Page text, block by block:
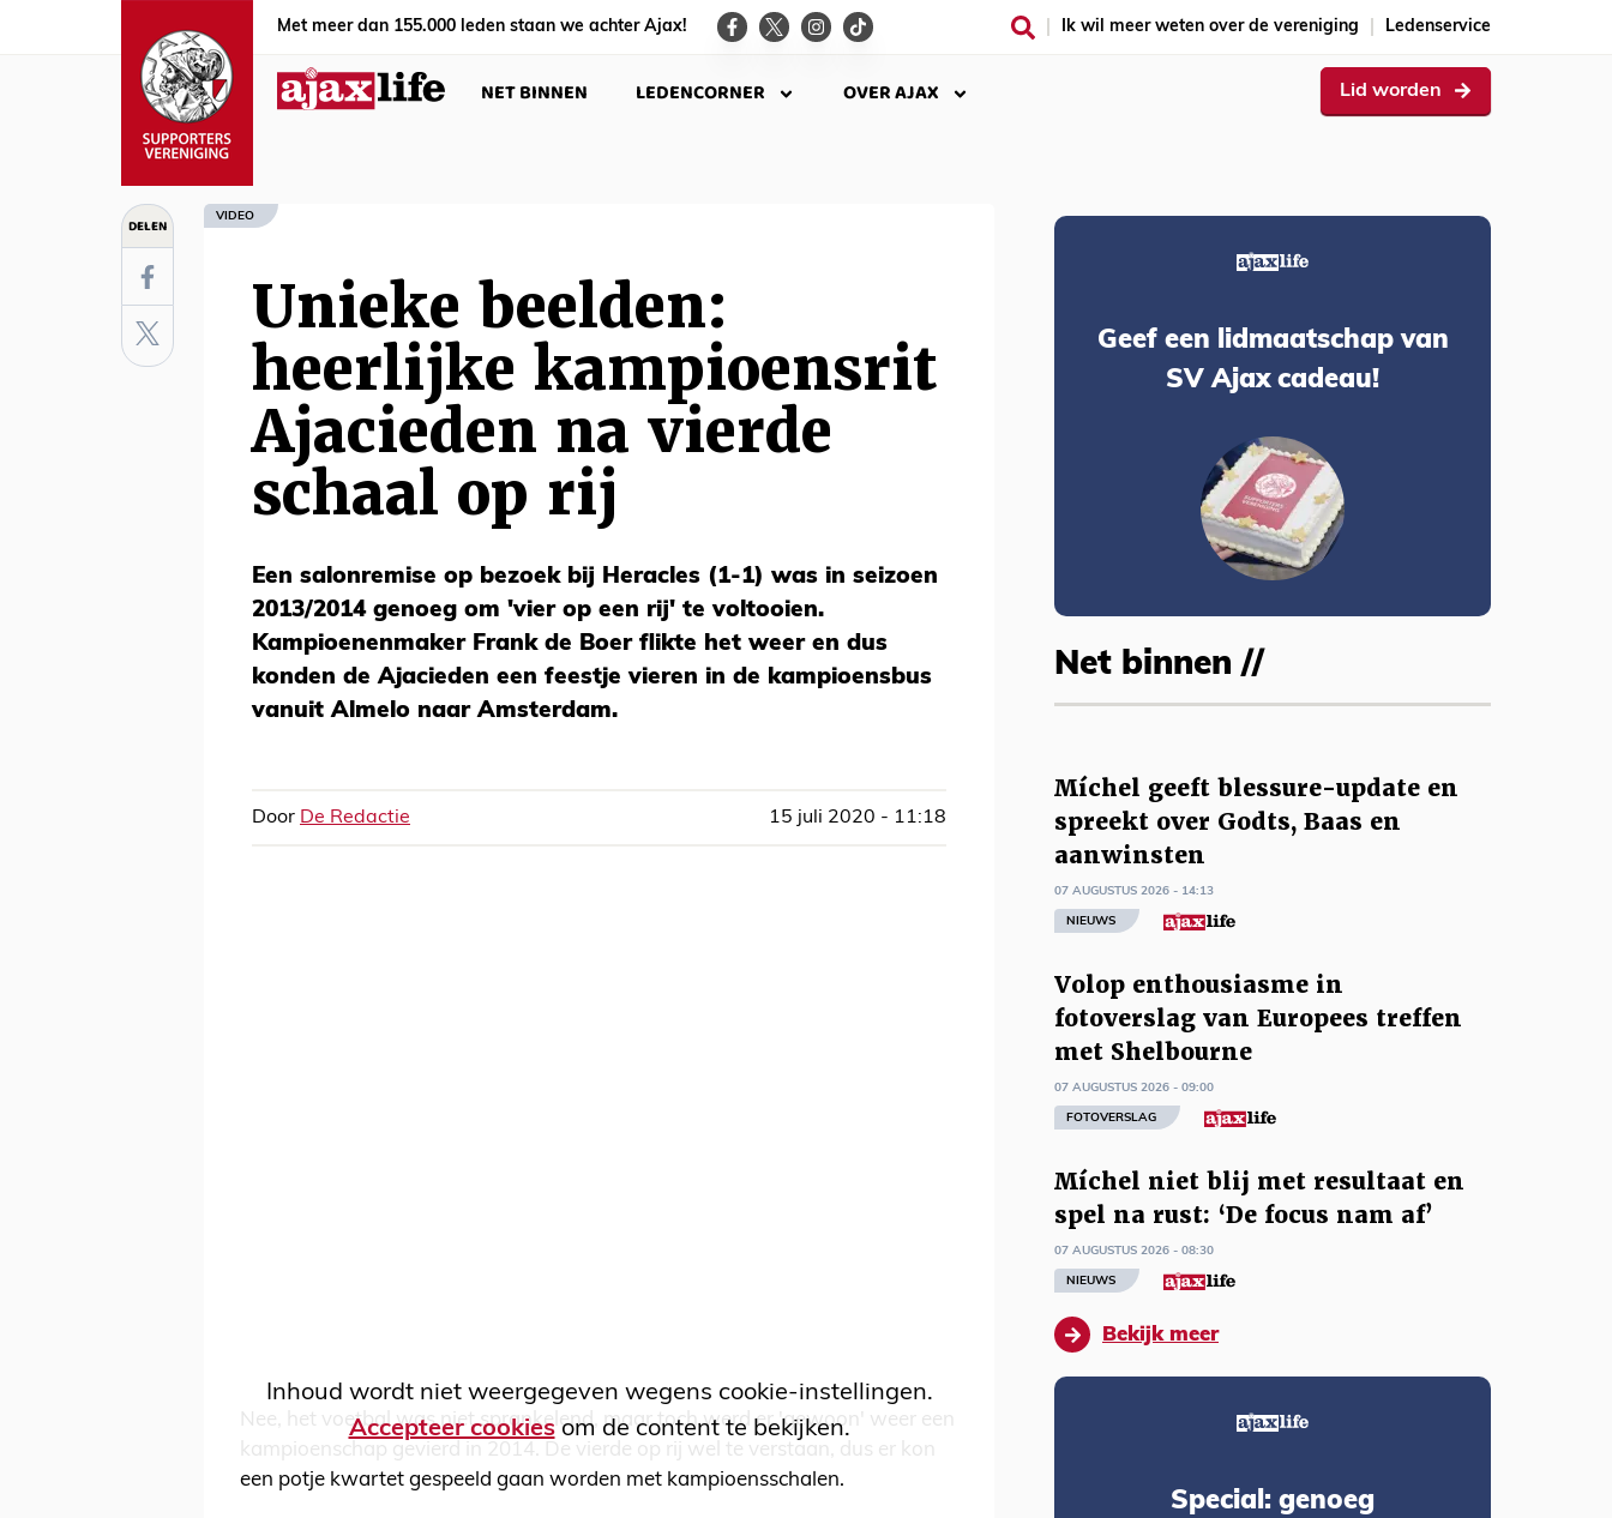
Met meer dan 155.000 leden staan we achter Ajax! Ik wil meer weten over de vereniging Ledenservice
NET BINNEN LEDENCORNER OVER AJAX Lid worden
DELEN VIDEO
Unieke beelden:
heerlijke kampioensrit
Ajacieden na vierde
schaal op rij
Een salonremise op bezoek bij Heracles (1-1) was in seizoen
2013/2014 genoeg om 'vier op een rij' te voltooien.
Kampioenenmaker Frank de Boer flikte het weer en dus
konden de Ajacieden een feestje vieren in de kampioensbus
vanuit Almelo naar Amsterdam.
Door De Redactie 15 juli 2020 - 11:18
Inhoud wordt niet weergegeven wegens cookie-instellingen.
Accepteer cookiesom de content te bekijken.
Nee, het voetbal was niet sprankelend, maar toch werd er 'gewoon' weer een
kampioenschap gevierd in 2014. De vierde op rij wel te verstaan, dus er kon
een potje kwartet gespeeld gaan worden met kampioensschalen.
Geef een lidmaatschap van
SV Ajax cadeau!
Net binnen //
Míchel geeft blessure-update en
spreekt over Godts, Baas en
aanwinsten
07 AUGUSTUS 2026 - 14:13
NIEUWS
Volop enthousiasme in
fotoverslag van Europees treffen
met Shelbourne
07 AUGUSTUS 2026 - 09:00
FOTOVERSLAG
Míchel niet blij met resultaat en
spel na rust: ‘De focus nam af’
07 AUGUSTUS 2026 - 08:30
NIEUWS
Bekijk meer
Special: genoeg